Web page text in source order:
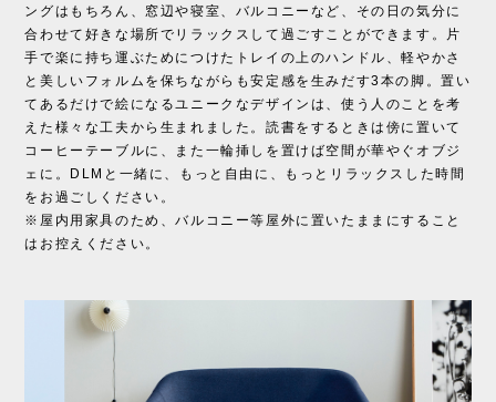
ングはもちろん、窓辺や寝室、バルコニーなど、その日の気分に
合わせて好きな場所でリラックスして過ごすことができます。片
手で楽に持ち運ぶためにつけたトレイの上のハンドル、軽やかさ
と美しいフォルムを保ちながらも安定感を生みだす3本の脚。置い
てあるだけで絵になるユニークなデザインは、使う人のことを考
えた様々な工夫から生まれました。読書をするときは傍に置いて
コーヒーテーブルに、また一輪挿しを置けば空間が華やぐオブジ
ェに。DLMと一緒に、もっと自由に、もっとリラックスした時間
をお過ごしください。
※屋内用家具のため、バルコニー等屋外に置いたままにすること
はお控えください。